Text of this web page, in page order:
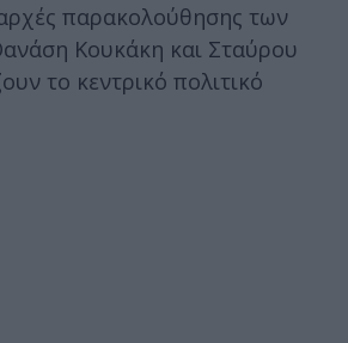
παρακολούθησης των
Κουκάκη και Σταύρου
το κεντρικό πολιτικό